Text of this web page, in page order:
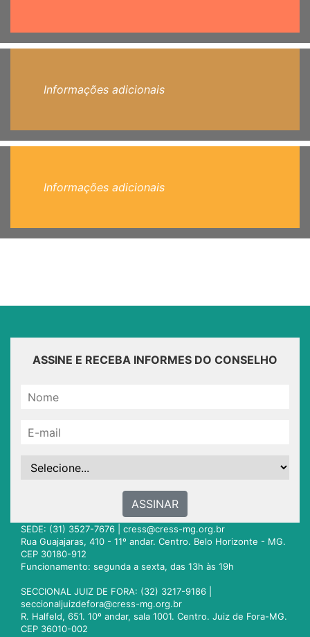
Informações adicionais
Informações adicionais
ASSINE E RECEBA INFORMES DO CONSELHO
ASSINAR
SEDE: (31) 3527-7676 | cress@cress-mg.org.br
Rua Guajajaras, 410 - 11º andar. Centro. Belo Horizonte - MG.
CEP 30180-912
Funcionamento: segunda a sexta, das 13h às 19h
SECCIONAL JUIZ DE FORA: (32) 3217-9186 |
seccionaljuizdefora@cress-mg.org.br
R. Halfeld, 651. 10º andar, sala 1001. Centro. Juiz de Fora-MG.
CEP 36010-002